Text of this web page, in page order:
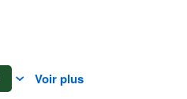
Voir plus